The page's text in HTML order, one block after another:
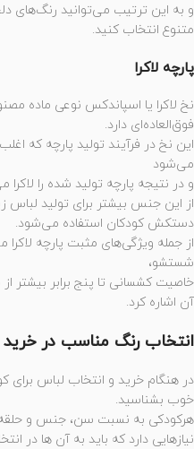
و به این ترتیب می‌توانید رنگ‌های
متنوع انتخاب کنید.
پارچه لاکرا
نخ لاکرا یا اسپاندکس نوعی ماده
فوق‌العاده‌ای دارد.
این نخ در فرآیند تولید پارچه که
می‌شود
و در نتیجه پارچه تولید شده را لاکرا
از این جنس بیشتر برای تولید لباس
دستکش کودکان استفاده می‌شود.
از جمله ویژگی‌های مثبت پارچه
شستشو،
خاصیت کشسانی تا پنج برابر بیشتر از
آن اشاره کرد.
انتخاب رنگ مناسب در خرید
در هنگام خرید و انتخاب لباس برای
خوب بشناسید.
هرکودکی به نسبت سن، جنس و
نیازهایی دارد که باید به آن ها در